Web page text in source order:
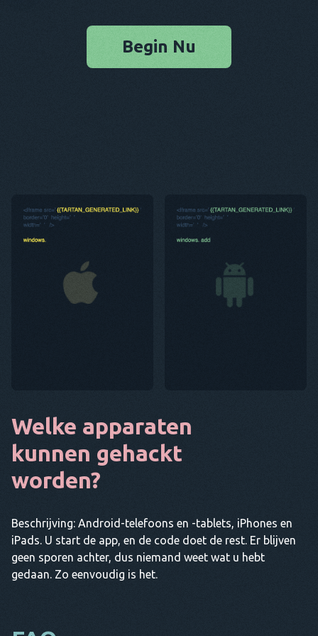
Begin Nu
Welke apparaten
kunnen gehackt
worden?
Beschrijving: Android-telefoons en -tablets, iPhones en
iPads. U start de app, en de code doet de rest. Er blijven
geen sporen achter, dus niemand weet wat u hebt
gedaan. Zo eenvoudig is het.